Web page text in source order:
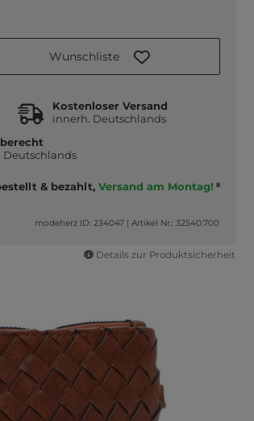
Wunschliste
Kostenloser Versand
innerh. Deutschlands
Deutschlands
& bezahlt, Versand am Montag! 8
modeherz ID: 234047 |Artikel Nr.: 32540.700
Details zur Produktsicherheit